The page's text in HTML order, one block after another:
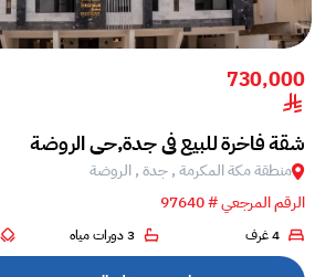
730,000
شقة فاخرة للبيع في جدة,حي الروضة
منطقة مكة المكرمة , جدة , الروضة
الرقم المرجعي # 97640
4 غرف 3 دورات مياه